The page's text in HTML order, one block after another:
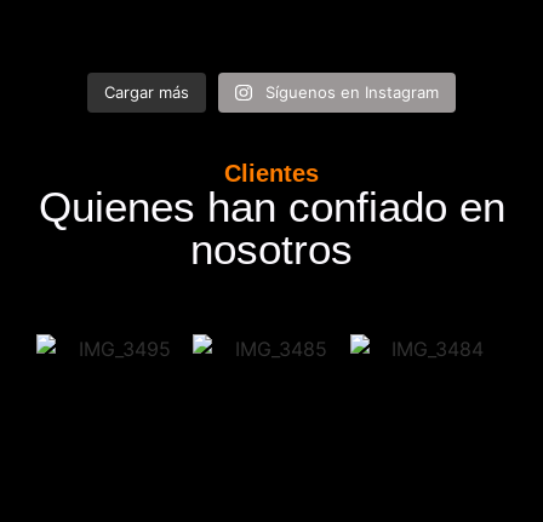
Cargar más Síguenos en Instagram
Clientes
Quienes han confiado en
nosotros